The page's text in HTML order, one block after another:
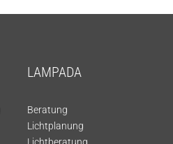
LAMPADA
Beratung
Lichtplanung
Lichtberatung